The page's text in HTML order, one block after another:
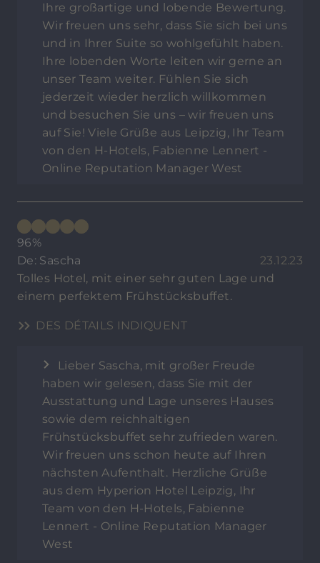
Ihre großartige und lobende Bewertung.
Wir freuen uns sehr, dass Sie sich bei uns
und in Ihrer Suite so wohlgefühlt haben.
Ihre lobenden Worte leiten wir gerne an
unser Team weiter. Fühlen Sie sich
jederzeit wieder herzlich willkommen
und besuchen Sie uns – wir freuen uns
auf Sie! Viele Grüße aus Leipzig, Ihr Team
von den H-Hotels, Fabienne Lennert -
Online Reputation Manager West
96%
De: Sascha
23.12.23
Tolles Hotel, mit einer sehr guten Lage und
einem perfektem Frühstücksbuffet.
DES DÉTAILS INDIQUENT
Lieber Sascha, mit großer Freude
haben wir gelesen, dass Sie mit der
Ausstattung und Lage unseres Hauses
sowie dem reichhaltigen
Frühstücksbuffet sehr zufrieden waren.
Wir freuen uns schon heute auf Ihren
nächsten Aufenthalt. Herzliche Grüße
aus dem Hyperion Hotel Leipzig, Ihr
Team von den H-Hotels, Fabienne
Lennert - Online Reputation Manager
West